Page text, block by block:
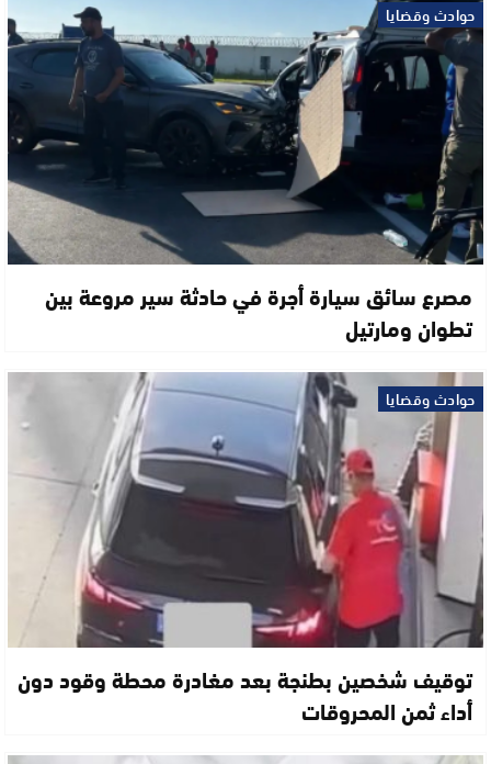
حوادث وقضايا
مصرع سائق سيارة أجرة في حادثة سير مروعة بين
تطوان ومارتيل
حوادث وقضايا
توقيف شخصين بطنجة بعد مغادرة محطة وقود دون
أداء ثمن المحروقات